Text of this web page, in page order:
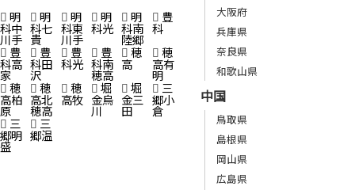
明
科中
川手
明
科七
貴
明
科東
川手
明
科光
明
科南
陸郷
豊
科
豊
科高
家
豊
科田
沢
豊
科光
豊
科南
穂高
穂
高
穂
高有
明
穂
高柏
原
穂
高北
穂高
穂
高牧
堀
金烏
川
堀
金三
田
三
郷小
倉
三
郷明
盛
三
郷温
大阪府
兵庫県
奈良県
和歌山県
中国
鳥取県
島根県
岡山県
広島県